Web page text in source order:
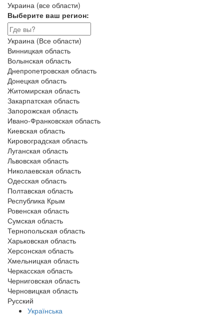
Украина (все области)
Выберите ваш регион:
Украина (Все области)
Винницкая область
Волынская область
Днепропетровская область
Донецкая область
Житомирская область
Закарпатская область
Запорожская область
Ивано-Франковская область
Киевская область
Кировоградская область
Луганская область
Львовская область
Николаевская область
Одесская область
Полтавская область
Республика Крым
Ровенская область
Сумская область
Тернопольская область
Харьковская область
Херсонская область
Хмельницкая область
Черкасская область
Черниговская область
Черновицкая область
Русский
Українська